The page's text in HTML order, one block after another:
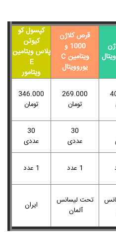
قرص کلاژن
1000 و
ویتامین C
یوروویتال
کپسول کو
کیوتن
پلاس ویتامین
E
ویتامور
269.000
تومان
346.000
تومان
30
عددی
30
عددی
1 عدد 1 عدد
تحت لیسانس
آلمان
ایران